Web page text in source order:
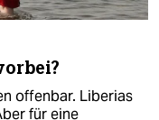
offenbar. Liberias
für eine